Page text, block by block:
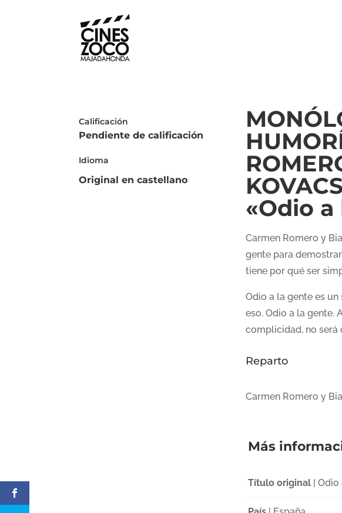
Calificación
Pendiente de calificación
Idioma
Original en castellano
«Odio
Carmen Romero y
gente para
tiene por qué ser
Odio a la gente es
eso. Odio a la gente.
complicidad, no será
Reparto
Carmen Romero y
Más
Título original| Odio